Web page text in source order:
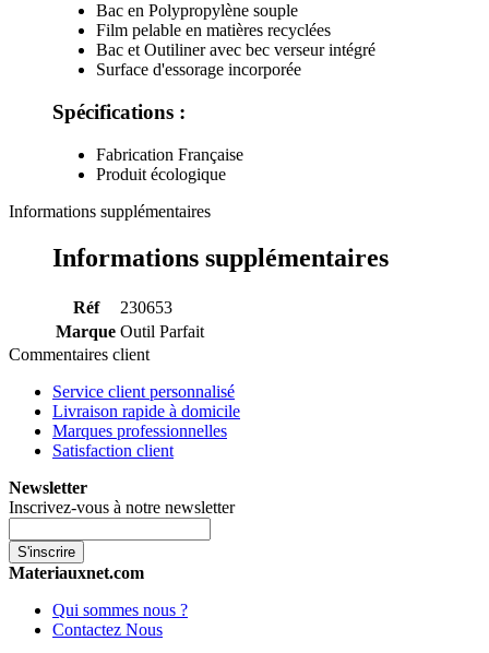
Bac en Polypropylène souple
Film pelable en matières recyclées
Bac et Outiliner avec bec verseur intégré
Surface d'essorage incorporée
Spécifications :
Fabrication Française
Produit écologique
Informations supplémentaires
Informations supplémentaires
Réf
230653
Marque Outil Parfait
Commentaires client
Service client personnalisé
Livraison rapide à domicile
Marques professionnelles
Satisfaction client
Newsletter
Inscrivez-vous à notre newsletter
S'inscrire
Materiauxnet.com
Qui sommes nous ?
Contactez Nous